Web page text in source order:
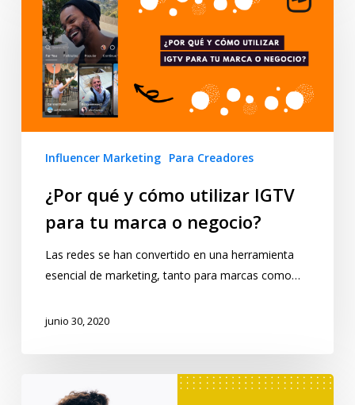
Influencer Marketing Para Creadores
¿Por qué y cómo utilizar IGTV
para tu marca o negocio?
Las redes se han convertido en una herramienta
esencial de marketing, tanto para marcas como…
junio 30, 2020